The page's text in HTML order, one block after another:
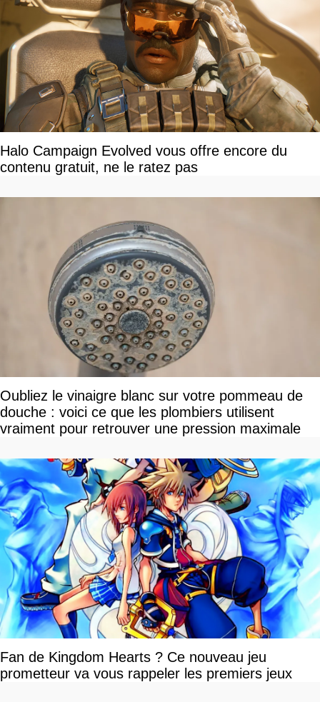
Halo Campaign Evolved vous offre encore du
contenu gratuit, ne le ratez pas
Oubliez le vinaigre blanc sur votre pommeau de
douche : voici ce que les plombiers utilisent
vraiment pour retrouver une pression maximale
Fan de Kingdom Hearts ? Ce nouveau jeu
prometteur va vous rappeler les premiers jeux